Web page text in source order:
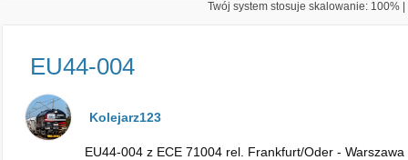
Twój system stosuje skalowanie: 100%
EU44-004
Kolejarz123
EU44-004 z ECE 71004 rel. Frankfurt/Oder -